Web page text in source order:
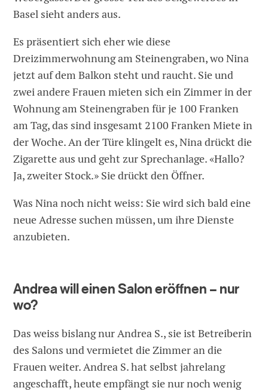
Basel sieht anders aus.
Es präsentiert sich eher wie diese
Dreizimmerwohnung am Steinengraben, wo Nina
jetzt auf dem Balkon steht und raucht. Sie und
zwei andere Frauen mieten sich ein Zimmer in der
Wohnung am Steinengraben für je 100 Franken
am Tag, das sind insgesamt 2100 Franken Miete in
der Woche. An der Türe klingelt es, Nina drückt die
Zigarette aus und geht zur Sprechanlage. «Hallo?
Ja, zweiter Stock.» Sie drückt den Öffner.
Was Nina noch nicht weiss: Sie wird sich bald eine
neue Adresse suchen müssen, um ihre Dienste
anzubieten.
Andrea will einen Salon eröffnen – nur
wo?
Das weiss bislang nur Andrea S., sie ist Betreiberin
des Salons und vermietet die Zimmer an die
Frauen weiter. Andrea S. hat selbst jahrelang
angeschafft, heute empfängt sie nur noch wenig